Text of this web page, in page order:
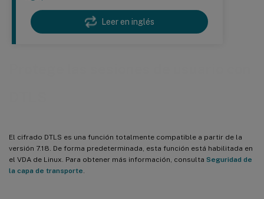
Leer en inglés
El cifrado DTLS es una función totalmente compatible a partir de la
versión 7.18. De forma predeterminada, esta función está habilitada en
el VDA de Linux. Para obtener más información, consulta Seguridad de
la capa de transporte